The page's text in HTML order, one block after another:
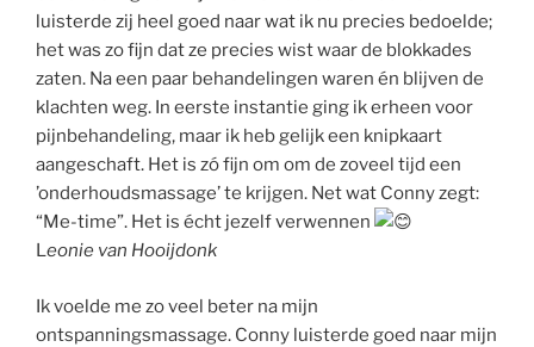
luisterde zij heel goed naar wat ik nu precies bedoelde;
het was zo fijn dat ze precies wist waar de blokkades
zaten. Na een paar behandelingen waren én blijven de
klachten weg. In eerste instantie ging ik erheen voor
pijnbehandeling, maar ik heb gelijk een knipkaart
aangeschaft. Het is zó fijn om om de zoveel tijd een
’onderhoudsmassage’ te krijgen. Net wat Conny zegt:
“Me-time”. Het is écht jezelf verwennen
Leonie van Hooijdonk
Ik voelde me zo veel beter na mijn
ontspanningsmassage. Conny luisterde goed naar mijn